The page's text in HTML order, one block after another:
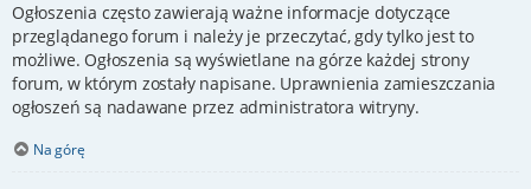
Ogłoszenia często zawierają ważne informacje dotyczące
przeglądanego forum i należy je przeczytać, gdy tylko jest to
możliwe. Ogłoszenia są wyświetlane na górze każdej strony
forum, w którym zostały napisane. Uprawnienia zamieszczania
ogłoszeń są nadawane przez administratora witryny.
Na górę